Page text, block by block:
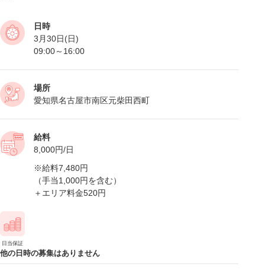
日時
3月30日(日)
09:00～16:00
場所
愛知県名古屋市南区元柴田西町
給料
8,000円/日
※給料7,480円
（手当1,000円を含む）
＋エリア料金520円
日当保証
他の日時の募集はありません